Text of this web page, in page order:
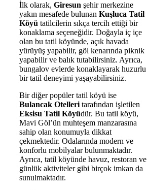
İlk olarak, Giresun şehir merkezine
yakın mesafede bulunan Kuşluca Tatil
Köyü tatilcilerin sıkça tercih ettiği bir
konaklama seçeneğidir. Doğayla iç içe
olan bu tatil köyünde, açık havada
yürüyüş yapabilir, göl kenarında piknik
yapabilir ve balık tutabilirsiniz. Ayrıca,
bungalov evlerde konaklayarak huzurlu
bir tatil deneyimi yaşayabilirsiniz.
Bir diğer popüler tatil köyü ise
Bulancak Otelleri tarafından işletilen
Eksisu Tatil Köyüdür. Bu tatil köyü,
Mavi Göl’ün muhteşem manzarasına
sahip olan konumuyla dikkat
çekmektedir. Odalarında modern ve
konforlu mobilyalar bulunmaktadır.
Ayrıca, tatil köyünde havuz, restoran ve
günlük aktiviteler gibi birçok imkan da
sunulmaktadır.